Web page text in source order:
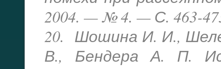
2004. — № 4. — С. 463-
20. Шошина И. И.,
В., Бендера А. П.